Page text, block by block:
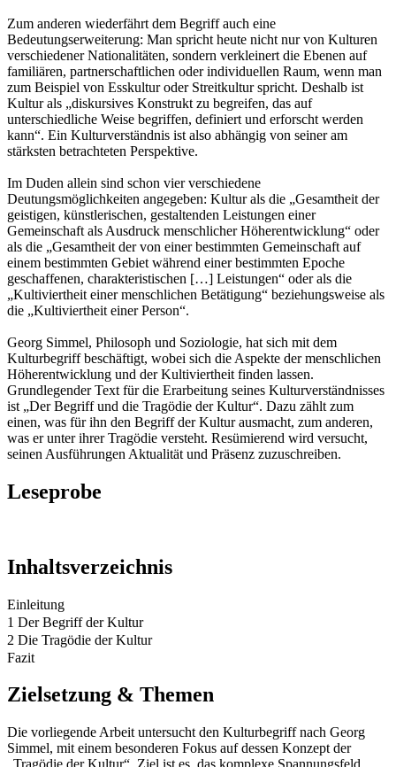
Zum anderen wiederfährt dem Begriff auch eine
Bedeutungserweiterung: Man spricht heute nicht nur von Kulturen
verschiedener Nationalitäten, sondern verkleinert die Ebenen auf
familiären, partnerschaftlichen oder individuellen Raum, wenn man
zum Beispiel von Esskultur oder Streitkultur spricht. Deshalb ist
Kultur als „diskursives Konstrukt zu begreifen, das auf
unterschiedliche Weise begriffen, definiert und erforscht werden
kann“. Ein Kulturverständnis ist also abhängig von seiner am
stärksten betrachteten Perspektive.
Im Duden allein sind schon vier verschiedene
Deutungsmöglichkeiten angegeben: Kultur als die „Gesamtheit der
geistigen, künstlerischen, gestaltenden Leistungen einer
Gemeinschaft als Ausdruck menschlicher Höherentwicklung“ oder
als die „Gesamtheit der von einer bestimmten Gemeinschaft auf
einem bestimmten Gebiet während einer bestimmten Epoche
geschaffenen, charakteristischen […] Leistungen“ oder als die
„Kultiviertheit einer menschlichen Betätigung“ beziehungsweise als
die „Kultiviertheit einer Person“.
Georg Simmel, Philosoph und Soziologie, hat sich mit dem
Kulturbegriff beschäftigt, wobei sich die Aspekte der menschlichen
Höherentwicklung und der Kultiviertheit finden lassen.
Grundlegender Text für die Erarbeitung seines Kulturverständnisses
ist „Der Begriff und die Tragödie der Kultur“. Dazu zählt zum
einen, was für ihn den Begriff der Kultur ausmacht, zum anderen,
was er unter ihrer Tragödie versteht. Resümierend wird versucht,
seinen Ausführungen Aktualität und Präsenz zuzuschreiben.
Leseprobe
Inhaltsverzeichnis
Einleitung
1 Der Begriff der Kultur
2 Die Tragödie der Kultur
Fazit
Zielsetzung & Themen
Die vorliegende Arbeit untersucht den Kulturbegriff nach Georg
Simmel, mit einem besonderen Fokus auf dessen Konzept der